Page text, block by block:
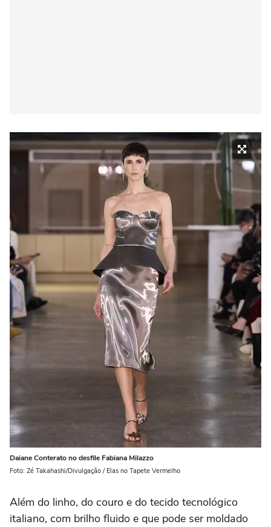
Daiane Conterato no desfile Fabiana Milazzo
Foto: Zé Takahashi/Divulgação / Elas no Tapete Vermelho
Além do linho, do couro e do tecido tecnológico
italiano, com brilho fluido e que pode ser moldado